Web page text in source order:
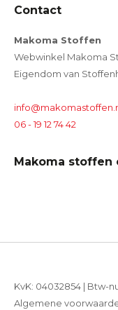
Contact
Makoma Stoffen
Webwinkel Makoma
Eigendom van
06 - 19 12 74 42
Makoma stoffen
KvK: 04032854 | Btw-
Algemene